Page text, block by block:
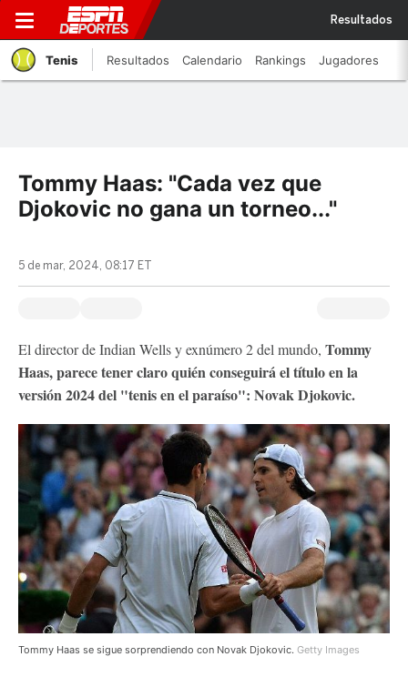
Resultados
Tenis Resultados Calendario Rankings Jugadores
Tommy Haas: "Cada vez que
Djokovic no gana un torneo..."
5 de mar, 2024, 08:17 ET
El director de Indian Wells y exnúmero 2 del mundo, Tommy
Haas, parece tener claro quién conseguirá el título en la
versión 2024 del "tenis en el paraíso": Novak Djokovic.
Tommy Haas se sigue sorprendiendo con Novak Djokovic. Getty Images